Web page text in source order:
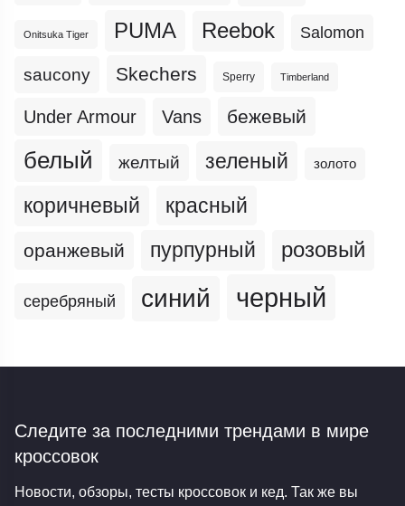
Onitsuka Tiger PUMA Reebok Salomon
saucony Skechers Sperry Timberland
Under Armour Vans бежевый
белый желтый зеленый золото
коричневый красный
оранжевый пурпурный розовый
серебряный синий черный
Следите за последними трендами в мире
кроссовок
Новости, обзоры, тесты кроссовок и кед. Так же вы